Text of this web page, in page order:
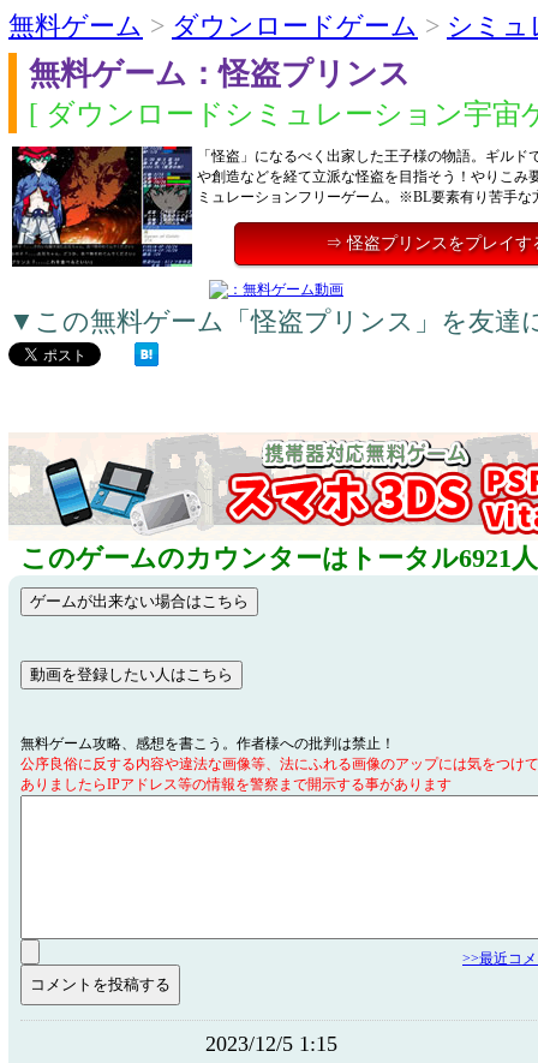
無料ゲーム > ダウンロードゲーム > シミュ
無料ゲーム：怪盗プリンス
[ ダウンロードシミュレーション宇宙
「怪盗」になるべく出家した王子様の物語。ギルド
や創造などを経て立派な怪盗を目指そう！やりこみ
ミュレーションフリーゲーム。※BL要素有り苦手な
⇒ 怪盗プリンスをプレイす
▼この無料ゲーム「怪盗プリンス」を友達
このゲームのカウンターはトータル6921
無料ゲーム攻略、感想を書こう。作者様への批判は禁止！
公序良俗に反する内容や違法な画像等、法にふれる画像のアップには気をつけ
ありましたらIPアドレス等の情報を警察まで開示する事があります
>>最近コ
2023/12/5 1:15